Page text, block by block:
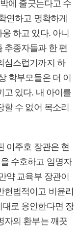
에 줄긋는다고 수
연하고 명확하게
하고 있다. 아니
추종자들과 한 편
심스럽기까지 하
학부모들은 더 이
고 있다. 내 아이를
할 수 없어 목소리
이주호 장관은 현
수호하고 임명자
약 교육부 장관이
헌법적이고 비윤리
로 용인한다면 장
자의 환부는 깨끗